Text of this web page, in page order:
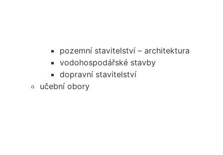
pozemní stavitelství – architektura
vodohospodářské stavby
dopravní stavitelství
učební obory